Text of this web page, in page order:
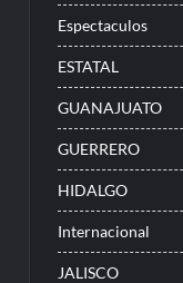
Espectaculos
ESTATAL
GUANAJUATO
GUERRERO
HIDALGO
Internacional
JALISCO